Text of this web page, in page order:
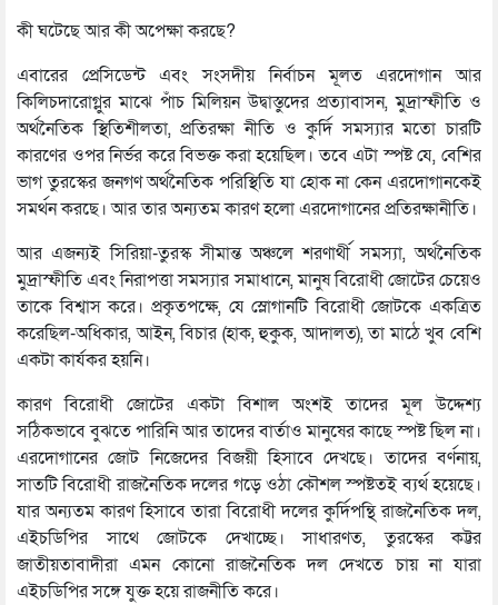
কী ঘটেছে আর কী অপেক্ষা করছে?
এবারের প্রেসিডেন্ট এবং সংসদীয় নির্বাচন মূলত এরদোগান আর
কিলিচদারোগ্লুর মাঝে পাঁচ মিলিয়ন উদ্বাস্তুদের প্রত্যাবাসন, মুদ্রাস্ফীতি ও
অর্থনৈতিক স্থিতিশীলতা, প্রতিরক্ষা নীতি ও কুর্দি সমস্যার মতো চারটি
কারণের ওপর নির্ভর করে বিভক্ত করা হয়েছিল। তবে এটা স্পষ্ট যে, বেশির
ভাগ তুরস্কের জনগণ অর্থনৈতিক পরিস্থিতি যা হোক না কেন এরদোগানকেই
সমর্থন করছে। আর তার অন্যতম কারণ হলো এরদোগানের প্রতিরক্ষানীতি।
আর এজন্যই সিরিয়া-তুরস্ক সীমান্ত অঞ্চলে শরণার্থী সমস্যা, অর্থনৈতিক
মুদ্রাস্ফীতি এবং নিরাপত্তা সমস্যার সমাধানে, মানুষ বিরোধী জোটের চেয়েও
তাকে বিশ্বাস করে। প্রকৃতপক্ষে, যে স্লোগানটি বিরোধী জোটকে একত্রিত
করেছিল-অধিকার, আইন, বিচার (হাক, হুকুক, আদালত), তা মাঠে খুব বেশি
একটা কার্যকর হয়নি।
কারণ বিরোধী জোটের একটা বিশাল অংশই তাদের মূল উদ্দেশ্য
সঠিকভাবে বুঝতে পারিনি আর তাদের বার্তাও মানুষের কাছে স্পষ্ট ছিল না।
এরদোগানের জোট নিজেদের বিজয়ী হিসাবে দেখছে। তাদের বর্ণনায়,
সাতটি বিরোধী রাজনৈতিক দলের গড়ে ওঠা কৌশল স্পষ্টতই ব্যর্থ হয়েছে।
যার অন্যতম কারণ হিসাবে তারা বিরোধী দলের কুর্দিপন্থি রাজনৈতিক দল,
এইচডিপির সাথে জোটকে দেখাচ্ছে। সাধারণত, তুরস্কের কট্টর
জাতীয়তাবাদীরা এমন কোনো রাজনৈতিক দল দেখতে চায় না যারা
এইচডিপির সঙ্গে যুক্ত হয়ে রাজনীতি করে।